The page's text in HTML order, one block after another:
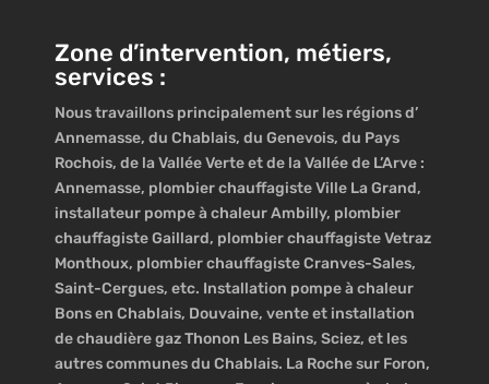
Zone d’intervention, métiers,
services :
Nous travaillons principalement sur les régions d’
Annemasse, du Chablais, du Genevois, du Pays
Rochois, de la Vallée Verte et de la Vallée de L’Arve :
Annemasse, plombier chauffagiste Ville La Grand,
installateur pompe à chaleur Ambilly, plombier
chauffagiste Gaillard, plombier chauffagiste Vetraz
Monthoux, plombier chauffagiste Cranves-Sales,
Saint-Cergues, etc. Installation pompe à chaleur
Bons en Chablais, Douvaine, vente et installation
de chaudière gaz Thonon Les Bains, Sciez, et les
autres communes du Chablais. La Roche sur Foron,